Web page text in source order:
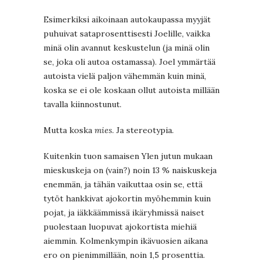
Esimerkiksi aikoinaan autokaupassa myyjät
puhuivat sataprosenttisesti Joelille, vaikka
minä olin avannut keskustelun (ja minä olin
se, joka oli autoa ostamassa). Joel ymmärtää
autoista vielä paljon vähemmän kuin minä,
koska se ei ole koskaan ollut autoista millään
tavalla kiinnostunut.
Mutta koska mies. Ja stereotypia.
Kuitenkin tuon samaisen Ylen jutun mukaan
mieskuskeja on (vain?) noin 13 % naiskuskeja
enemmän, ja tähän vaikuttaa osin se, että
tytöt hankkivat ajokortin myöhemmin kuin
pojat, ja iäkkäämmissä ikäryhmissä naiset
puolestaan luopuvat ajokortista miehiä
aiemmin. Kolmenkympin ikävuosien aikana
ero on pienimmillään, noin 1,5 prosenttia.